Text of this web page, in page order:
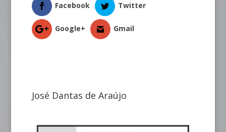
Facebook Twitter
Google+ Gmail
José Dantas de Araújo